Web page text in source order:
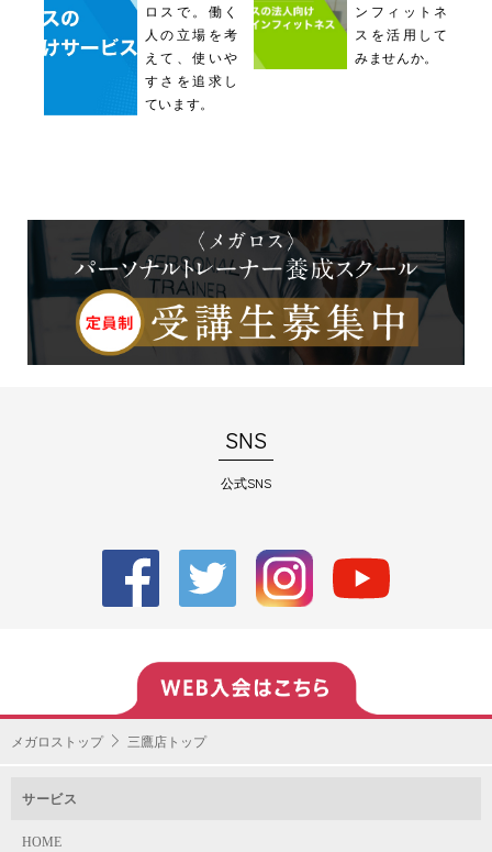
ロスで。働く
人の立場を考
えて、使いや
すさを追求し
ています。
ンフィットネ
スを活用して
みませんか。
SNS
公式SNS
メガロストップ 三鷹店トップ
サービス
HOME